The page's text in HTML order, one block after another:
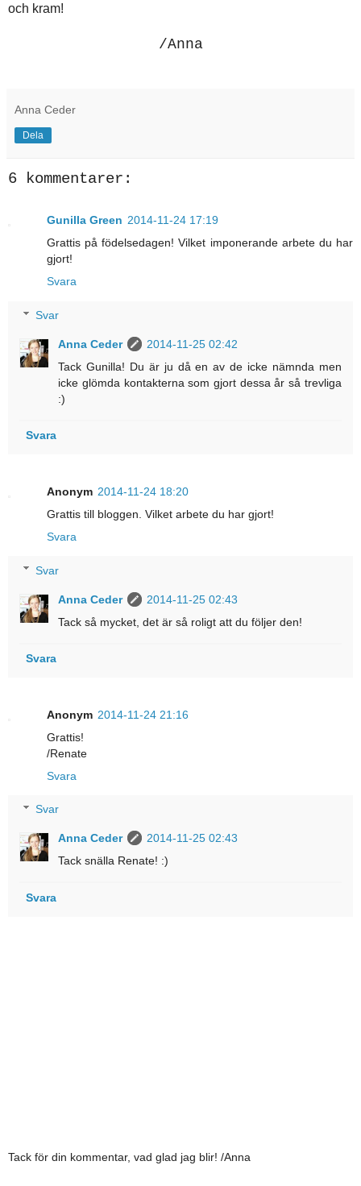
och kram!
/Anna
Anna Ceder
Dela
6 kommentarer:
Gunilla Green 2014-11-24 17:19
Grattis på födelsedagen! Vilket imponerande arbete du har
gjort!
Svara
Svar
Anna Ceder
2014-11-25 02:42
Tack Gunilla! Du är ju då en av de icke nämnda men
icke glömda kontakterna som gjort dessa år så trevliga
:)
Svara
Anonym 2014-11-24 18:20
Grattis till bloggen. Vilket arbete du har gjort!
Svara
Svar
Anna Ceder
2014-11-25 02:43
Tack så mycket, det är så roligt att du följer den!
Svara
Anonym 2014-11-24 21:16
Grattis!
/Renate
Svara
Svar
Anna Ceder
2014-11-25 02:43
Tack snälla Renate! :)
Svara
Tack för din kommentar, vad glad jag blir! /Anna